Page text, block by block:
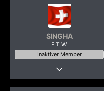
SINGHA
F.T.W.
Inaktiver Member
23 Oktober 2008
713